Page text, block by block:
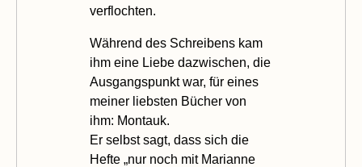
verflochten.
Während des Schreibens kam
ihm eine Liebe dazwischen, die
Ausgangspunkt war, für eines
meiner liebsten Bücher von
ihm: Montauk.
Er selbst sagt, dass sich die
Hefte „nur noch mit Marianne